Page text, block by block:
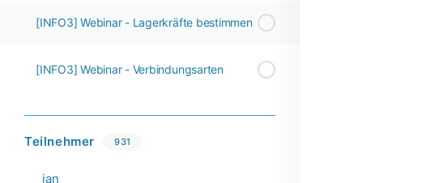
[INFO3] Webinar - Lagerkräfte bestimmen
[INFO3] Webinar - Verbindungsarten
Teilnehmer 931
_jan_